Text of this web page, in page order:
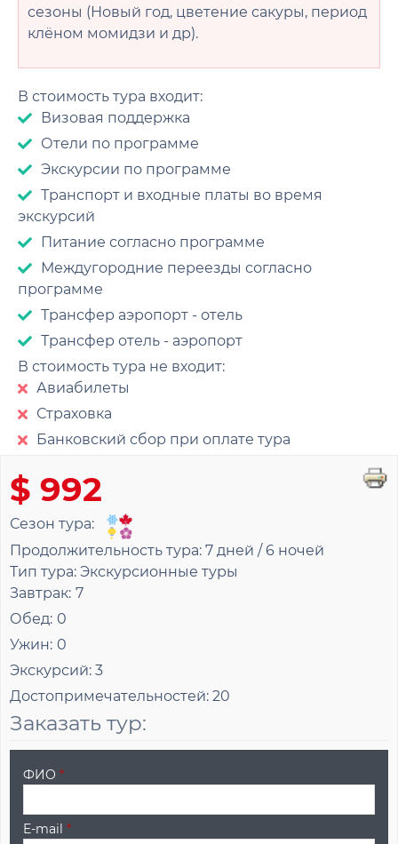
сезоны (Новый год, цветение сакуры, период
клёном момидзи и др).
В стоимость тура входит:
Визовая поддержка
Отели по программе
Экскурсии по программе
Транспорт и входные платы во время
экскурсий
Питание согласно программе
Междугородние переезды согласно
программе
Трансфер аэропорт - отель
Трансфер отель - аэропорт
В стоимость тура не входит:
Авиабилеты
Страховка
Банковский сбор при оплате тура
$ 992
Сезон тура:
Продолжительность тура: 7 дней / 6 ночей
Тип тура: Экскурсионные туры
Завтрак: 7
Обед: 0
Ужин: 0
Экскурсий: 3
Достопримечательностей: 20
Заказать тур:
ФИО *
E-mail *